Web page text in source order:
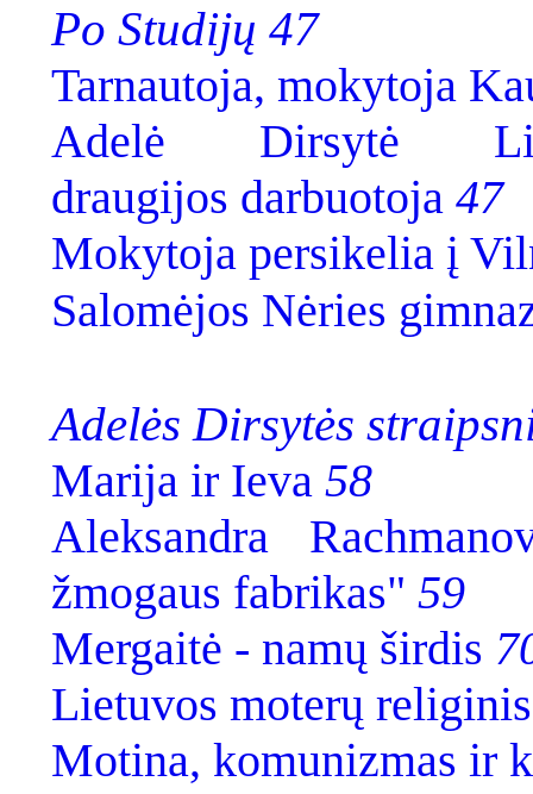
Po Studijų 47
Tarnautoja, mokytoja
Adelė Dirsytė
draugijos darbuotoja 47
Mokytoja persikelia į
Salomėjos Nėries
Adelės Dirsytės
Marija ir Ieva 58
Aleksandra
žmogaus fabrikas" 59
Mergaitė - namų širdis
Lietuvos moterų
Motina, komunizmas ir